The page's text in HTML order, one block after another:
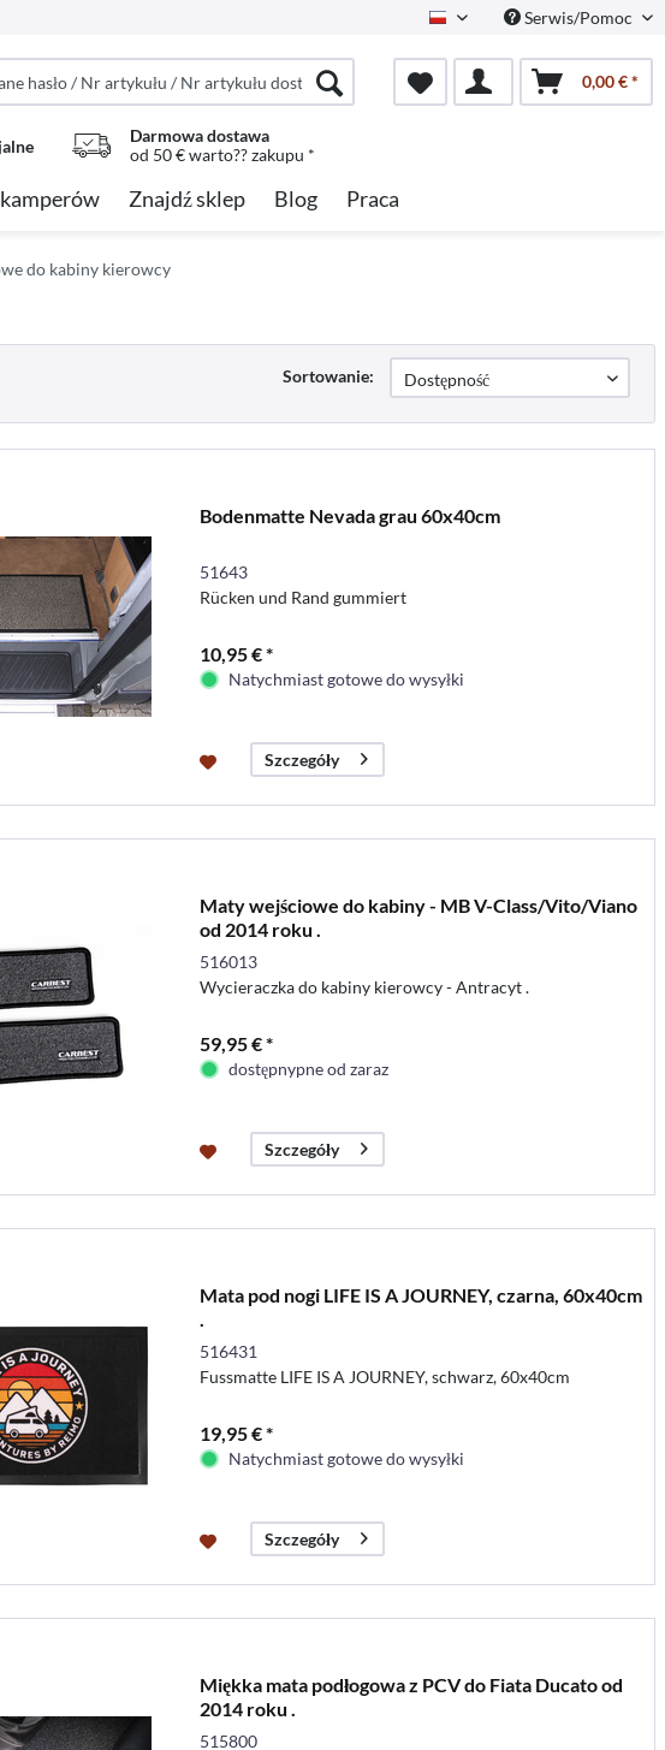
Polish Serwis/Pomoc
0,00 € *
Darmowa dostawa
od 50 € warto?? zakupu *
Znajdź sklep Blog Praca
do kabiny kierowcy
Sortowanie:
Bodenmatte Nevada grau 60x40cm
51643
Rücken und Rand gummiert
10,95 € *
Natychmiast gotowe do wysyłki
Szczegóły
Maty wejściowe do kabiny - MB V-Class/Vito/Viano
od 2014 roku .
516013
Wycieraczka do kabiny kierowcy - Antracyt .
59,95 € *
dostępnypne od zaraz
Szczegóły
Mata pod nogi LIFE IS A JOURNEY, czarna, 60x40cm
516431
Fussmatte LIFE IS A JOURNEY, schwarz, 60x40cm
19,95 € *
Natychmiast gotowe do wysyłki
Szczegóły
Miękka mata podłogowa z PCV do Fiata Ducato od
2014 roku .
515800